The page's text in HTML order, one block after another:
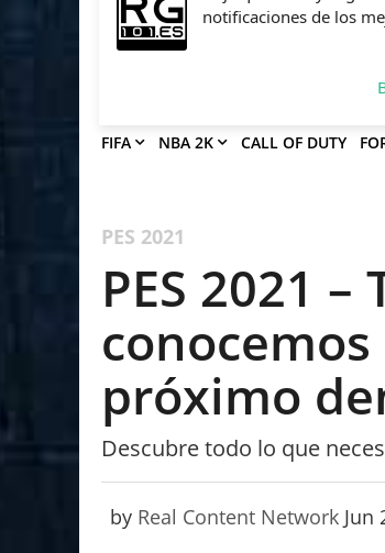
Deja que Gfinity Digital
FIFA NBA 2K CALL OF DUTY
PES 2021
PES 2021
próximo
Descubre todo lo que
by Real Content Network Jun